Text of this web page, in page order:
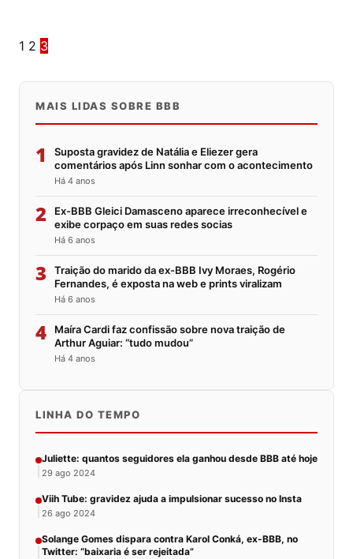
1 2 3
MAIS LIDAS SOBRE BBB
1
Suposta gravidez de Natália e Eliezer gera
comentários após Linn sonhar com o acontecimento
Há 4 anos
2
Ex-BBB Gleici Damasceno aparece irreconhecível e
exibe corpaço em suas redes socias
Há 6 anos
3
Traição do marido da ex-BBB Ivy Moraes, Rogério
Fernandes, é exposta na web e prints viralizam
Há 6 anos
4
Maíra Cardi faz confissão sobre nova traição de
Arthur Aguiar: “tudo mudou”
Há 4 anos
LINHA DO TEMPO
Juliette: quantos seguidores ela ganhou desde BBB até hoje
29 ago 2024
Viih Tube: gravidez ajuda a impulsionar sucesso no Insta
26 ago 2024
Solange Gomes dispara contra Karol Conká, ex-BBB, no
Twitter: “baixaria é ser rejeitada”